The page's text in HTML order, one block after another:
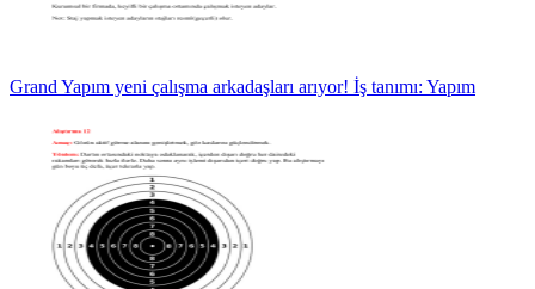
Grand Yapım yeni çalışma arkadaşları arıyor! İş tanımı: Yapım